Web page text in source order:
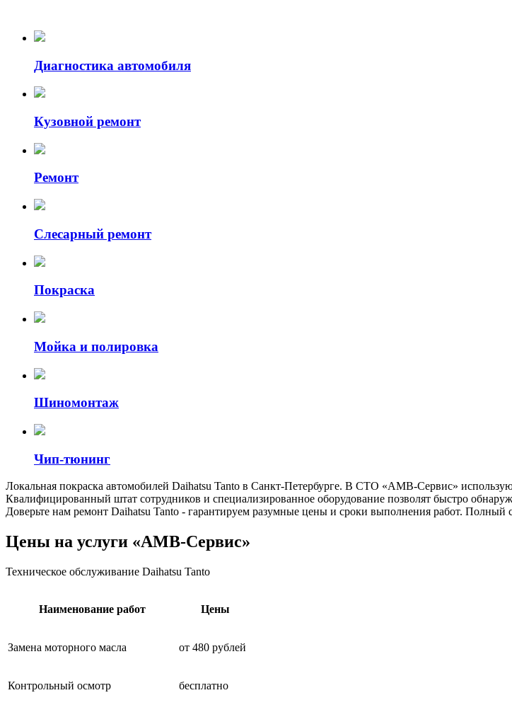
Диагностика автомобиля
Кузовной ремонт
Ремонт
Слесарный ремонт
Покраска
Мойка и полировка
Шиномонтаж
Чип-тюнинг
Локальная покраска автомобилей Daihatsu Tanto в Санкт-Петербурге. В СТО «АМВ-Сервис»
Квалифицированный штат сотрудников и специализированное оборудование позволят быстро
Доверьте нам ремонт Daihatsu Tanto - гарантируем разумные цены и сроки выполнения работ. Полный
Цены на услуги «АМВ-Сервис»
Техническое обслуживание Daihatsu Tanto
Наименование работ Цены
Замена моторного масла от 480 рублей
Контрольный осмотр бесплатно